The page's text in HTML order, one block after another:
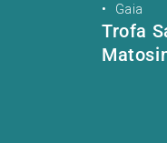
•
Gaia
Trofa